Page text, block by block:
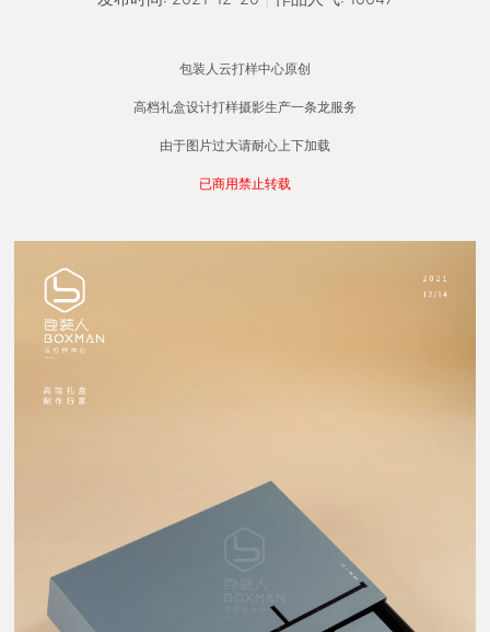
包装人云打样中心原创
高档礼盒设计打样摄影生产一条龙服务
由于图片过大请耐心上下加载
已商用禁止转载